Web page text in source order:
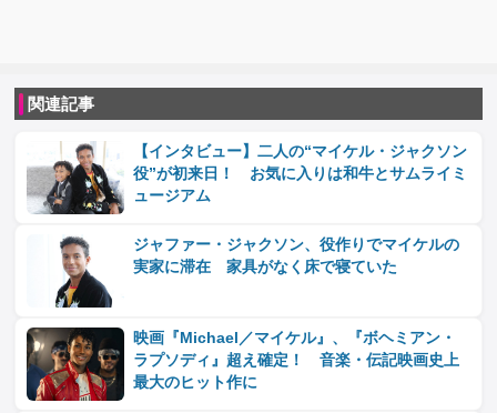
関連記事
【インタビュー】二人の“マイケル・ジャクソン
役”が初来日！ お気に入りは和牛とサムライミ
ュージアム
ジャファー・ジャクソン、役作りでマイケルの
実家に滞在 家具がなく床で寝ていた
映画『Michael／マイケル』、『ボヘミアン・
ラプソディ』超え確定！ 音楽・伝記映画史上
最大のヒット作に